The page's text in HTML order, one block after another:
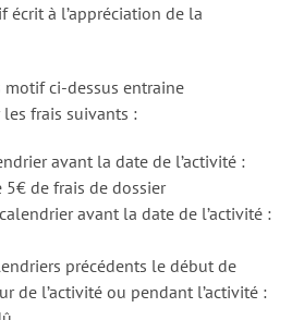
écrit à l’appréciation de la
ci-dessus entraine
frais suivants :
avant la date de l’activité :
de frais de dossier
avant la date de l’activité :
précédents le début de
de l’activité ou pendant l’activité :